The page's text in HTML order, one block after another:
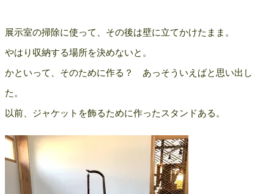
展示室の掃除に使って、その後は壁に立てかけたまま。
やはり収納する場所を決めないと。
かといって、そのために作る？ あっそういえばと思い出し
た。
以前、ジャケットを飾るために作ったスタンドある。